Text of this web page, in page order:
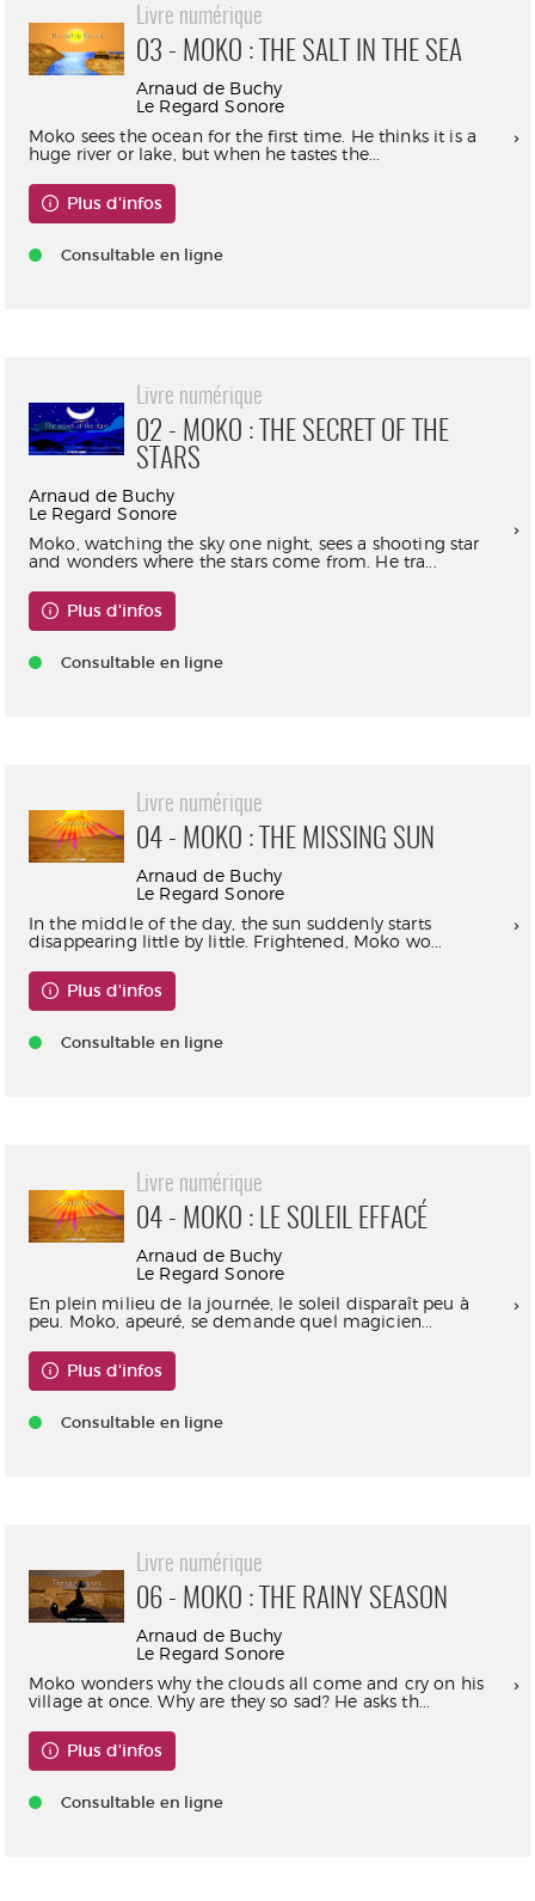
Livre numérique
03 - MOKO : THE SALT IN THE SEA
Arnaud de Buchy
Le Regard Sonore
Moko sees the ocean for the first time. He thinks it is a
huge river or lake, but when he tastes the...
Plus d'infos
Consultable en ligne
Livre numérique
02 - MOKO : THE SECRET OF THE
STARS
Arnaud de Buchy
Le Regard Sonore
Moko, watching the sky one night, sees a shooting star
and wonders where the stars come from. He tra...
Plus d'infos
Consultable en ligne
Livre numérique
04 - MOKO : THE MISSING SUN
Arnaud de Buchy
Le Regard Sonore
In the middle of the day, the sun suddenly starts
disappearing little by little. Frightened, Moko wo...
Plus d'infos
Consultable en ligne
Livre numérique
04 - MOKO : LE SOLEIL EFFACÉ
Arnaud de Buchy
Le Regard Sonore
En plein milieu de la journée, le soleil disparaît peu à
peu. Moko, apeuré, se demande quel magicien...
Plus d'infos
Consultable en ligne
Livre numérique
06 - MOKO : THE RAINY SEASON
Arnaud de Buchy
Le Regard Sonore
Moko wonders why the clouds all come and cry on his
village at once. Why are they so sad? He asks th...
Plus d'infos
Consultable en ligne